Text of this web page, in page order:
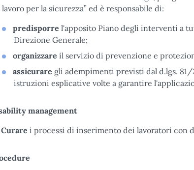
lavoro per la sicurezza” ed è responsabile di:
predisporre l'apposito Piano degli interventi a
Direzione Generale;
organizzare il servizio di prevenzione e
assicurare gli adempimenti previsti dal d.lgs.
istruzioni esplicative volte a garantire
management
Curare i processi di inserimento dei lavoratori con